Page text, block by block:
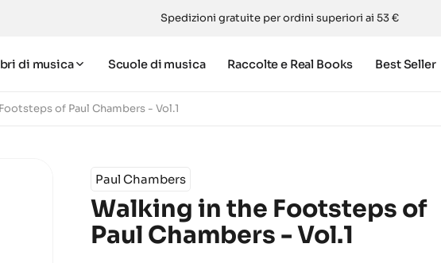
Spedizioni gratuite per ordini superiori ai 53 €
di musica Scuole di musica Raccolte e Real Books Best Seller
of Paul Chambers - Vol.1
Paul Chambers
Walking in the Footsteps of
Paul Chambers - Vol.1